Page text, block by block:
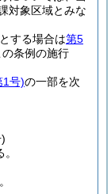
対象区域とみな
する場合は第5
条例の施行
1号)の一部を次